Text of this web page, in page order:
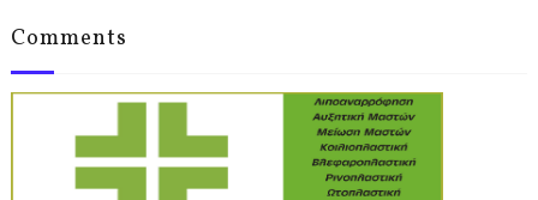
Comments